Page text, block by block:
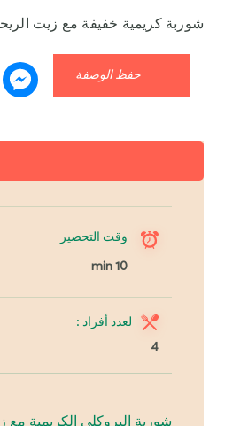
شوربة كريمية خفيفة مع زيت
حفظ الوصفة
وقت التحضير
10 min
لعدد أفراد :
4
شوربة البروكلي الكريمية